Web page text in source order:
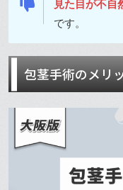
見た目が不自
です。
包茎手術のメリ